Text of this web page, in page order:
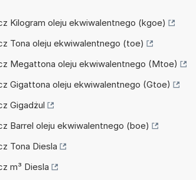
Kilogram oleju ekwiwalentnego (kgoe)
Tona oleju ekwiwalentnego (toe)
Megattona oleju ekwiwalentnego (Mtoe)
Gigattona oleju ekwiwalentnego (Gtoe)
Gigadżul
Barrel oleju ekwiwalentnego (boe)
Tona Diesla
m³ Diesla